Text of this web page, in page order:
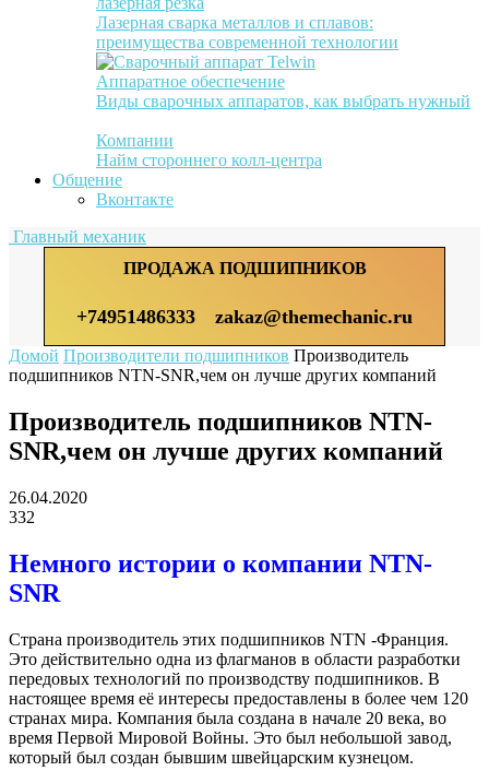
Лазерная сварка металлов и сплавов:
преимущества современной технологии
Аппаратное обеспечение
Виды сварочных аппаратов, как выбрать нужный
Компании
Найм стороннего колл-центра
Общение
Вконтакте
Главный механик
ПРОДАЖА ПОДШИПНИКОВ
+74951486333 zakaz@themechanic.ru
Домой Производители подшипников Производитель
подшипников NTN-SNR,чем он лучше других компаний
Производитель подшипников NTN-
SNR,чем он лучше других компаний
26.04.2020
332
Немного истории о компании NTN-
SNR
Страна производитель этих подшипников NTN -Франция.
Это действительно одна из флагманов в области разработки
передовых технологий по производству подшипников. В
настоящее время её интересы предоставлены в более чем 120
странах мира. Компания была создана в начале 20 века, во
время Первой Мировой Войны. Это был небольшой завод,
который был создан бывшим швейцарским кузнецом.